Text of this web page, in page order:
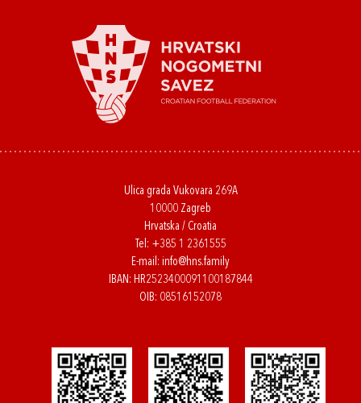
Ulica grada Vukovara 269A
10000 Zagreb
Hrvatska / Croatia
Tel: +385 1 2361555
E-mail: info@hns.family
IBAN: HR2523400091100187844
OIB: 08516152078